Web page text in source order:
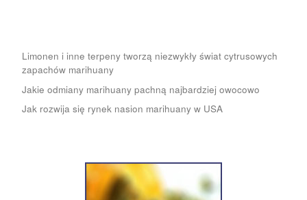
Limonen i inne terpeny tworzą niezwykły świat cytrusowych
zapachów marihuany
Jakie odmiany marihuany pachną najbardziej owocowo
Jak rozwija się rynek nasion marihuany w USA